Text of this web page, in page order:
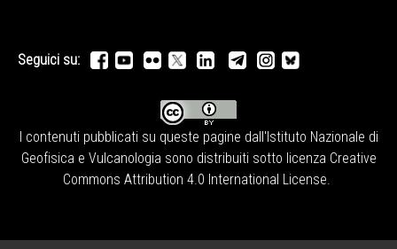
Seguici su:
I contenuti pubblicati su queste pagine dall'Istituto Nazionale di
Geofisica e Vulcanologia sono distribuiti sotto licenza Creative
Commons Attribution 4.0 International License